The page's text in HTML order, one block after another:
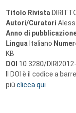
Titolo Rivista
Autori/Curatori
Anno di
Lingua Italiano
KB
DOI 10.3280/
Il DOI è il codice a
più clicca qui